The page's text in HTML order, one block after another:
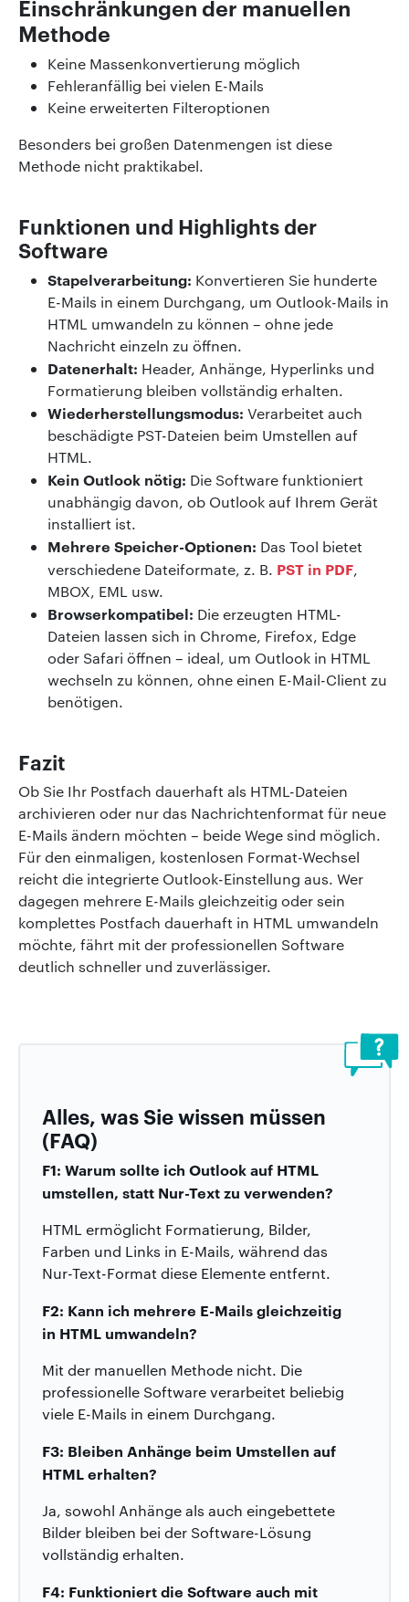
Einschränkungen der manuellen
Methode
Keine Massenkonvertierung möglich
Fehleranfällig bei vielen E-Mails
Keine erweiterten Filteroptionen
Besonders bei großen Datenmengen ist diese
Methode nicht praktikabel.
Funktionen und Highlights der
Software
Stapelverarbeitung: Konvertieren Sie hunderte
E-Mails in einem Durchgang, um Outlook-Mails in
HTML umwandeln zu können – ohne jede
Nachricht einzeln zu öffnen.
Datenerhalt: Header, Anhänge, Hyperlinks und
Formatierung bleiben vollständig erhalten.
Wiederherstellungsmodus: Verarbeitet auch
beschädigte PST-Dateien beim Umstellen auf
HTML.
Kein Outlook nötig: Die Software funktioniert
unabhängig davon, ob Outlook auf Ihrem Gerät
installiert ist.
Mehrere Speicher-Optionen: Das Tool bietet
verschiedene Dateiformate, z. B. PST in PDF,
MBOX, EML usw.
Browserkompatibel: Die erzeugten HTML-
Dateien lassen sich in Chrome, Firefox, Edge
oder Safari öffnen – ideal, um Outlook in HTML
wechseln zu können, ohne einen E-Mail-Client zu
benötigen.
Fazit
Ob Sie Ihr Postfach dauerhaft als HTML-Dateien
archivieren oder nur das Nachrichtenformat für neue
E-Mails ändern möchten – beide Wege sind möglich.
Für den einmaligen, kostenlosen Format-Wechsel
reicht die integrierte Outlook-Einstellung aus. Wer
dagegen mehrere E-Mails gleichzeitig oder sein
komplettes Postfach dauerhaft in HTML umwandeln
möchte, fährt mit der professionellen Software
deutlich schneller und zuverlässiger.
Alles, was Sie wissen müssen
(FAQ)
F1: Warum sollte ich Outlook auf HTML
umstellen, statt Nur-Text zu verwenden?
HTML ermöglicht Formatierung, Bilder,
Farben und Links in E-Mails, während das
Nur-Text-Format diese Elemente entfernt.
F2: Kann ich mehrere E-Mails gleichzeitig
in HTML umwandeln?
Mit der manuellen Methode nicht. Die
professionelle Software verarbeitet beliebig
viele E-Mails in einem Durchgang.
F3: Bleiben Anhänge beim Umstellen auf
HTML erhalten?
Ja, sowohl Anhänge als auch eingebettete
Bilder bleiben bei der Software-Lösung
vollständig erhalten.
F4: Funktioniert die Software auch mit